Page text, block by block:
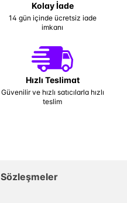
Kolay İade
14 gün içinde ücretsiz iade
imkanı
Hızlı Teslimat
Güvenilir ve hızlı satıcılarla hızlı
teslim
Sözleşmeler